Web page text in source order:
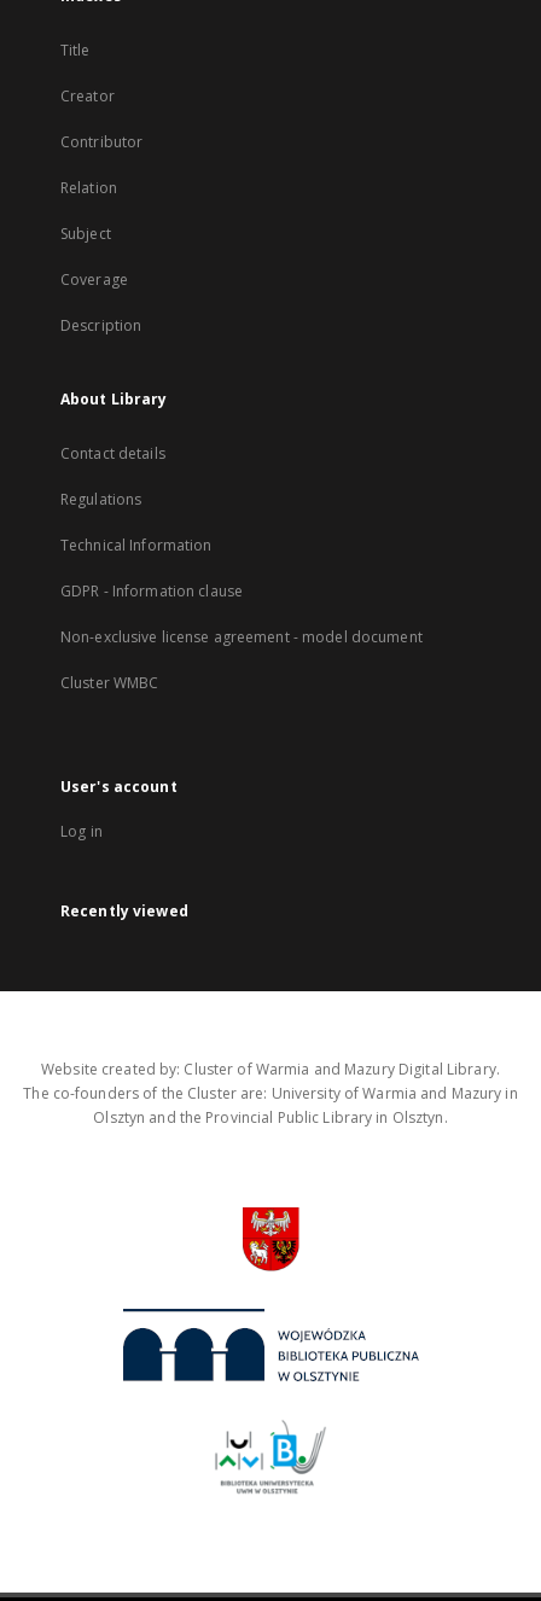
Title
Creator
Contributor
Relation
Subject
Coverage
Description
About Library
Contact details
Regulations
Technical Information
GDPR - Information clause
Non-exclusive license agreement - model document
Cluster WMBC
User's account
Log in
Recently viewed
Website created by: Cluster of Warmia and Mazury Digital Library.
The co-founders of the Cluster are: University of Warmia and Mazury in
Olsztyn and the Provincial Public Library in Olsztyn.